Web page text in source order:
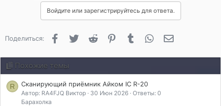
Войдите или зарегистрируйтесь для ответа.
Поделиться: FacebookTwitter Reddit PinterestTumblr WhatsApp
Похожие темы
R Сканирующий приёмник Айком IC R-20
Автор: RA4FJQ Виктор 30 Июн 2026 Ответы: 0
Барахолка